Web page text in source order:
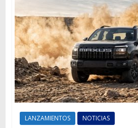
LANZAMIENTOS NOTICIAS